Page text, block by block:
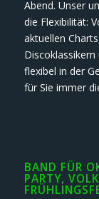
Abend. Unser
die Flexibilität:
aktuellen
flexibel in der
für Sie immer
BAND FÜR
PARTY,